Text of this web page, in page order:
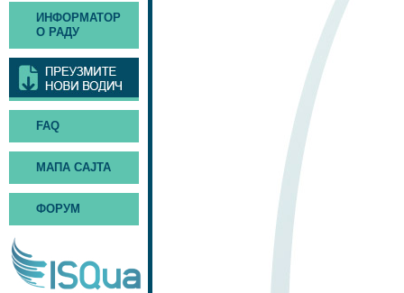
ИНФОРМАТОР
О РАДУ
FAQ
МАПА САЈТА
ФОРУМ